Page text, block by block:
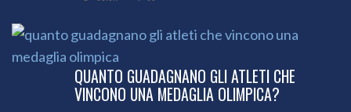
QUANTO GUADAGNANO GLI ATLETI CHE
VINCONO UNA MEDAGLIA OLIMPICA?